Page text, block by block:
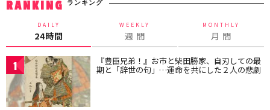
RANKING ランキング
DAILY
24時間
WEEKLY
週 間
MONTHLY
月 間
1 『豊臣兄弟！』お市と柴田勝家、自刃しての最
期と「辞世の句」…運命を共にした２人の悲劇